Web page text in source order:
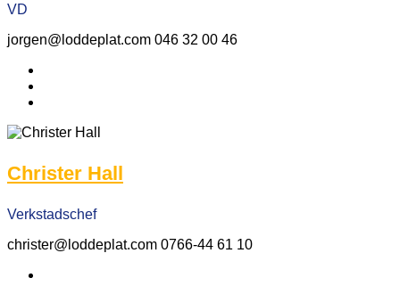
VD
jorgen@loddeplat.com 046 32 00 46
Christer Hall
Verkstadschef
christer@loddeplat.com 0766-44 61 10